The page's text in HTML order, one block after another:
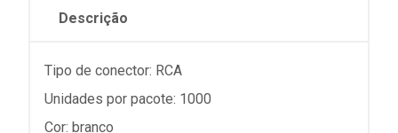
Descrição
Tipo de conector: RCA
Unidades por pacote: 1000
Cor: branco